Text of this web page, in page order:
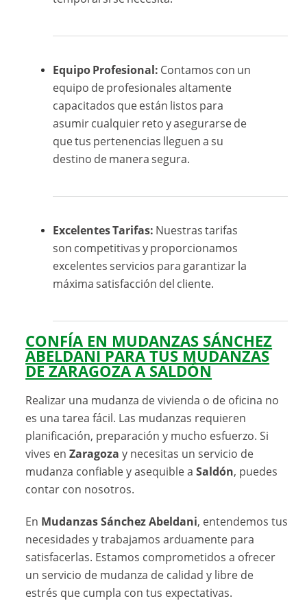
Equipo Profesional: Contamos con un
equipo de profesionales altamente
capacitados que están listos para
asumir cualquier reto y asegurarse de
que tus pertenencias lleguen a su
destino de manera segura.
Excelentes Tarifas: Nuestras tarifas
son competitivas y proporcionamos
excelentes servicios para garantizar la
máxima satisfacción del cliente.
CONFÍA EN MUDANZAS SÁNCHEZ
ABELDANI PARA TUS MUDANZAS
DE ZARAGOZA A SALDÓN
Realizar una mudanza de vivienda o de oficina no
es una tarea fácil. Las mudanzas requieren
planificación, preparación y mucho esfuerzo. Si
vives enZaragoza y necesitas un servicio de
mudanza confiable y asequible aSaldón, puedes
contar con nosotros.
En Mudanzas Sánchez Abeldani, entendemos tus
necesidades y trabajamos arduamente para
satisfacerlas. Estamos comprometidos a ofrecer
un servicio de mudanza de calidad y libre de
estrés que cumpla con tus expectativas.